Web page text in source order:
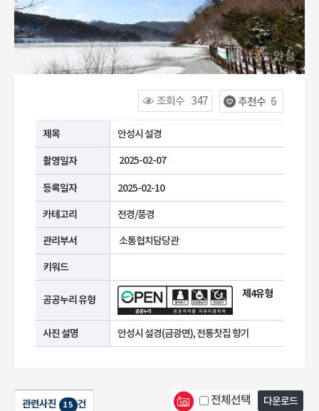
조회수 347 추천수 6
제목 안성시 설경
촬영일자 2025-02-07
등록일자 2025-02-10
카테고리 전경/풍경
관리부서 소통협치담당관
키워드
공공누리 유형 제4유형
사진 설명 안성시 설경(금광면), 전통찻집 향기
관련사진 15 건 전체선택 다운로드